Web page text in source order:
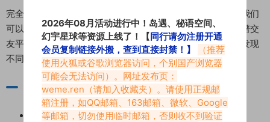
完全不用担心会有语言障碍，翻译功能轻松翻译出结果，让我们
可以畅所欲言，跟来自全世界各地朋友们进行聊天，真心靠谱交
友平台，每一个用户都是经过平台审核过，放心进行交友，发现
不同地方缘分。
微密圈苹果版下载地址：
https://a.weme.fans/
2026年08月活动进行中！岛遇、秘语空间、
幻宇星球等资源上线了！【同行请勿注册开通
会员复制链接外搬，查到直接封禁！】
（推荐
使用火狐或谷歌浏览器访问，个别国产浏览器
可能会无法访问）。网址发布页：
weme.ren （请加入收藏夹）。请使用正规邮
箱注册，如QQ邮箱、163邮箱、微软、Google
等邮箱，切勿使用临时邮箱，否则收不到验证